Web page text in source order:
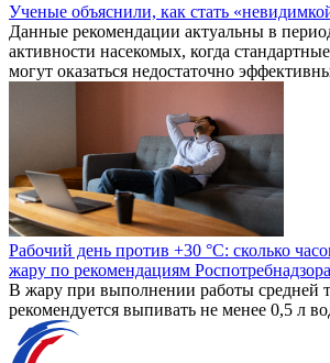
Ученые объяснили, как стать
Данные рекомендации актуальны в
активности насекомых, когда
могут оказаться недостаточно
Рабочий день против +30 °C: сколько
жару по рекомендациям Роспотребнадзора
В жару при выполнении работы средней
рекомендуется выпивать не менее 0,5 л